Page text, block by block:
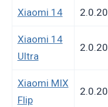
Xiaomi 14
Xiaomi 14
Ultra
Xiaomi MIX
Flip